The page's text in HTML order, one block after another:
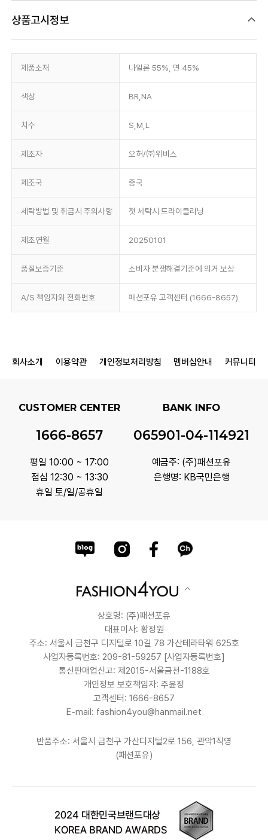
상품고시정보
제품소재 나일론 55%, 면 45%
색상 BR,NA
치수 S,M,L
제조자 오허/㈜위비스
제조국 중국
세탁방법 및 취급시 주의사항 첫 세탁시 드라이클리닝
제조연월 20250101
품질보증기준 소비자 분쟁해결기준에 의거 보상
A/S 책임자와 전화번호 패션포유 고객센터 (1666-8657)
회사소개 이용약관 개인정보처리방침 멤버십안내 커뮤니티
CUSTOMER CENTER
1666-8657
평일 10:00 ~ 17:00
점심 12:30 ~ 13:30
휴일 토/일/공휴일
BANK INFO
065901-04-114921
예금주: (주)패션포유
은행명: KB국민은행
상호명: (주)패션포유
대표이사: 황정원
주소: 서울시 금천구 디지털로 10길 78 가산테라타워 625호
사업자등록번호: 209-81-59257 [사업자등록번호]
통신판매업신고: 제2015-서울금천-1188호
개인정보 보호책임자: 주윤정
고객센터: 1666-8657
E-mail: fashion4you@hanmail.net
반품주소: 서울시 금천구 가산디지털2로 156, 관악1직영
(패션포유)